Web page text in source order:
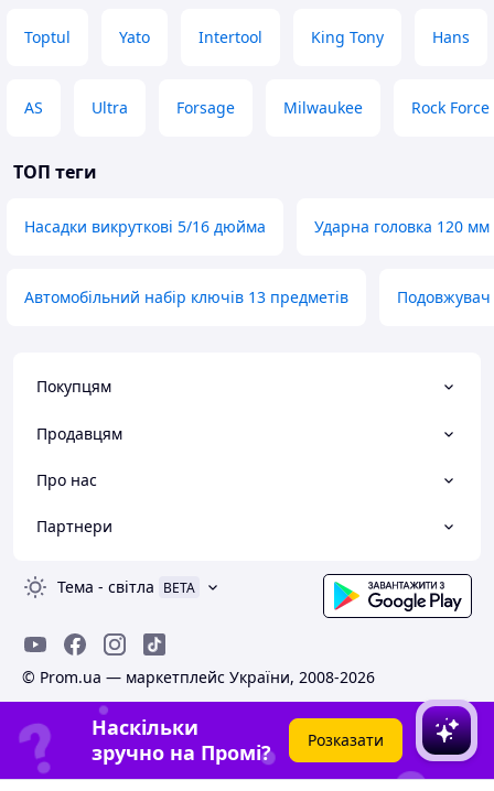
Toptul Yato Intertool King Tony Hans
AS Ultra Forsage Milwaukee Rock Force
ТОП теги
Насадки викруткові 5/16 дюйма Ударна головка 120 мм
Автомобільний набір ключів 13 предметів Подовжувач
Покупцям
Продавцям
Про нас
Партнери
Тема - світла BETA
© Prom.ua — маркетплейс України, 2008-2026
Наскільки
зручно на Промі?
Розказати